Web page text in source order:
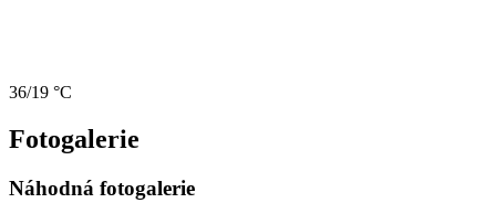
36/19 °C
Fotogalerie
Náhodná fotogalerie